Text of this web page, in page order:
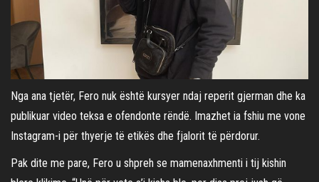
Nga ana tjetër, Fero nuk është kursyer ndaj reperit gjerman dhe ka
publikuar video teksa e ofendonte rëndë. Imazhet ia fshiu me vone
Instagram-i për thyerje të etikës dhe fjalorit të përdorur.
Pak dite me pare, Fero u shpreh se mamenaxhmenti i tij kishin